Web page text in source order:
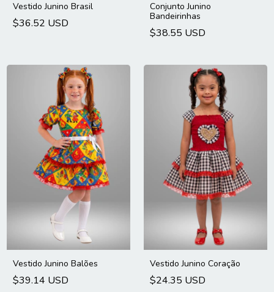
Vestido Junino Brasil
$36.52 USD
Conjunto Junino
Bandeirinhas
$38.55 USD
Vestido Junino Balões
$39.14 USD
Vestido Junino Coração
$24.35 USD